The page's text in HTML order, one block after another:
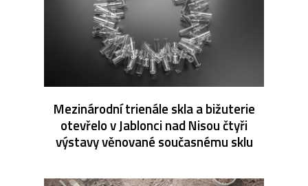
Mezinárodní trienále skla a bižuterie
otevřelo v Jablonci nad Nisou čtyři
výstavy věnované současnému sklu